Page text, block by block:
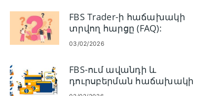
FBS Trader-ի հաճախակի
տրվող հարցը (FAQ):
03/02/2026
FBS-ում ավանդի և
դուրսբերման հաճախակի
տրվող հարց (FAQ):